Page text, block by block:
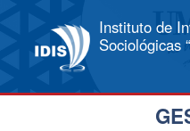
Instituto de
Sociológicas